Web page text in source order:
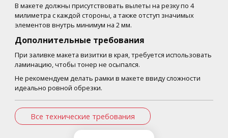
В макете должны присутствовать вылеты на резку по 4
милиметра с каждой стороны, а также отступ значимых
элементов внутрь минимум на 2 мм.
Дополнительные требования
При заливке макета визитки в края, требуется использовать
ламинацию, чтобы тонер не осыпался.
Не рекомендуем делать рамки в макете ввиду сложности
идеально ровной обрезки.
Все технические требования